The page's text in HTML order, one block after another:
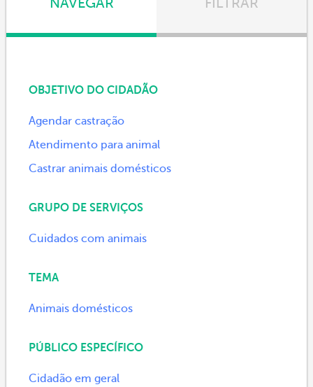
OBJETIVO DO CIDADÃO
Agendar castração
Atendimento para animal
Castrar animais domésticos
GRUPO DE SERVIÇOS
Cuidados com animais
TEMA
Animais domésticos
PÚBLICO ESPECÍFICO
Cidadão em geral